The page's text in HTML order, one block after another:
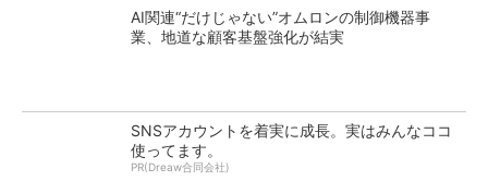
AI関連“だけじゃない”オムロンの制御機器事
業、地道な顧客基盤強化が結実
SNSアカウントを着実に成長。実はみんなココ
使ってます。
PR(Dreaw合同会社)